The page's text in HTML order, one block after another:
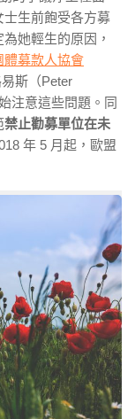
生前飽受各方募
她輕生的原因，
體募款人協會
斯（Peter
注意這些問題。同
禁止勸募單位在未
年 5 月起，歐盟